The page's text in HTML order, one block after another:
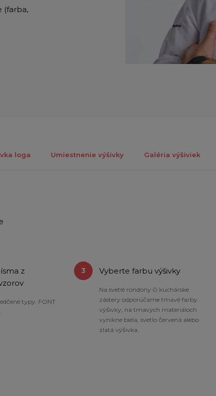
(farba,
loga Umiestnenie výšivky Galéria výšiviek
z
typy. FONT
Vyberte farbu výšivky
Na svetlé rondony či kuchárske
zástery odporúčame tmavé farby
výšivky, na tmavých materiáloch
vynikne biela, svetlo červená alebo
zlatá výšivka.